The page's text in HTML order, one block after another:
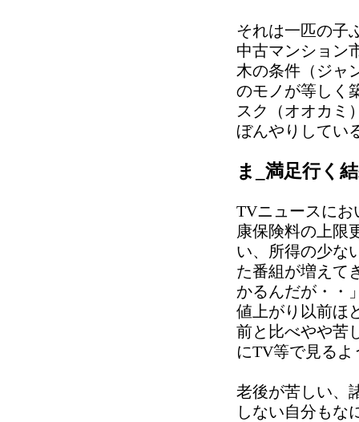
それは一匹の子
中古マンション
木の条件（ジャ
のモノが等しく
スク（オオカミ
ぼんやりしてい
ま_満足行く
TVニュースにお
康保険料の上限
い、所得の少な
た番組が増えて
かるんだが・・
値上がり以前ほ
前と比べやや苦
にTV等で見る
老後が苦しい、
しない自分もな